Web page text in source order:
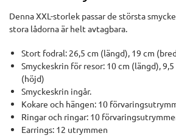
Denna XXL-storlek passar de största
stora lådorna är helt avtagbara.
Stort fodral: 26,5 cm (längd), 19 cm
Smyckeskrin för resor: 10 cm (längd),
(höjd)
Smyckeskrin ingår.
Kokare och hängen: 10
Ringar och ringar: 10
Earrings: 12 utrymmen